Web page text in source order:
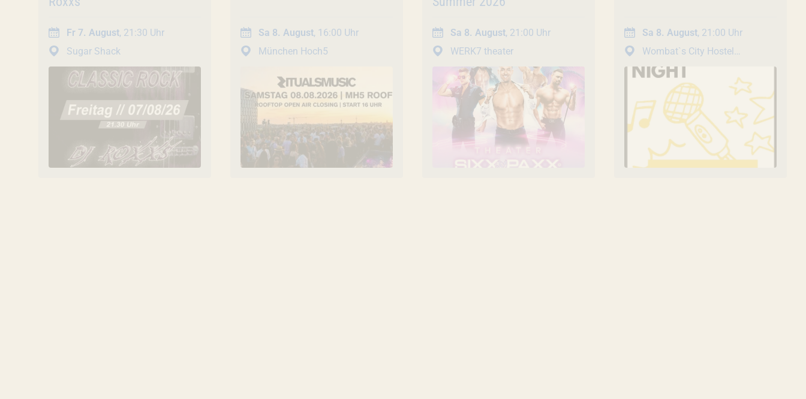
Fr 7. August, 21:30 Uhr
Sugar Shack
Sa 8. August, 16:00 Uhr
München Hoch5
Sa 8. August, 21:00 Uhr
WERK7 theater
Sa 8. August, 21:00 Uhr